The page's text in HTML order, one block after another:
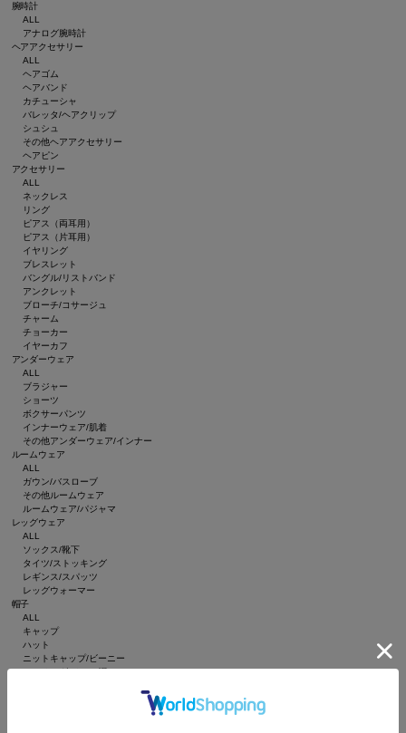
腕時計
ALL
アナログ腕時計
ヘアアクセサリー
ALL
ヘアゴム
ヘアバンド
カチューシャ
バレッタ/ヘアクリップ
シュシュ
その他ヘアアクセサリー
ヘアピン
アクセサリー
ALL
ネックレス
リング
ピアス（両耳用）
ピアス（片耳用）
イヤリング
ブレスレット
バングル/リストバンド
アンクレット
ブローチ/コサージュ
チャーム
チョーカー
イヤーカフ
アンダーウェア
ALL
ブラジャー
ショーツ
ボクサーパンツ
インナーウェア/肌着
その他アンダーウェア/インナー
ルームウェア
ALL
ガウン/バスローブ
その他ルームウェア
ルームウェア/パジャマ
レッグウェア
ALL
ソックス/靴下
タイツ/ストッキング
レギンス/スパッツ
レッグウォーマー
帽子
ALL
キャップ
ハット
ニットキャップ/ビーニー
ハンチング/ベレー帽